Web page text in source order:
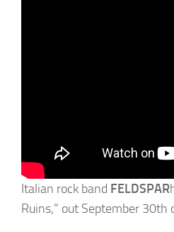
Italian rock band FELDSPAR
Ruins,” out September 30th